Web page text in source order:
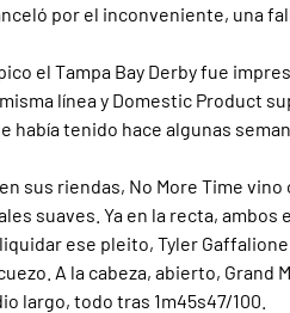
por el inconveniente, una
el Tampa Bay Derby fue
línea y Domestic Product
había tenido hace algunas
sus riendas, No More Time
suaves. Ya en la recta,
ese pleito, Tyler
A la cabeza, abierto, Grand
largo, todo tras 1m45s47/100.